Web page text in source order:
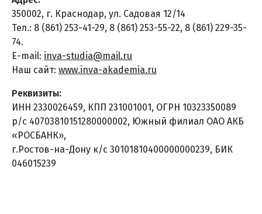
350002, г. Краснодар, ул. Садовая 12/14
Тел.: 8 (861) 253-41-29, 8 (861) 253-55-22, 8 (861) 229-35-
74.
E-mail: inva-studia@mail.ru
Наш сайт: www.inva-akademia.ru
Реквизиты:
ИНН 2330026459, КПП 231001001, ОГРН 10323350089
р/с 40703810151280000002, Южный филиал ОАО АКБ
«РОСБАНК»,
г.Ростов-на-Дону к/с 30101810400000000239, БИК
046015239